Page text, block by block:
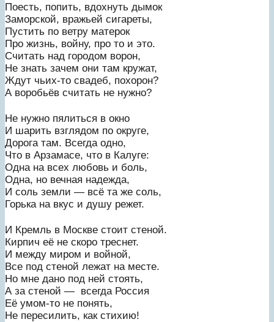
Поесть, попить, вдохнуть дымок
Заморской, вражьей сигареты,
Пустить по ветру матерок
Про жизнь, войну, про то и это.
Считать над городом ворон,
Не знать зачем они там кружат,
Ждут чьих-то свадеб, похорон?
А воробьёв считать не нужно?
Не нужно пялиться в окно
И шарить взглядом по округе,
Дорога там. Всегда одно,
Что в Арзамасе, что в Калуге:
Одна на всех любовь и боль,
Одна, но вечная надежда,
И соль земли — всё та же соль,
Горька на вкус и душу режет.
И Кремль в Москве стоит стеной.
Кирпич её не скоро треснет.
И между миром и войной,
Все под стеной лежат на месте.
Но мне дано под ней стоять,
А за стеной — всегда Россия
Её умом-то не понять,
Не пересилить, как стихию!